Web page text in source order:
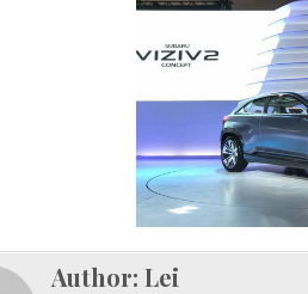
Author: Lei